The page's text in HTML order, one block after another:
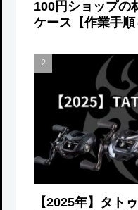
100円ショップの
ケース【作業手順
【2025年】タト